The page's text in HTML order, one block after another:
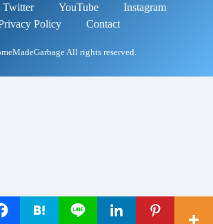
Twitter YouTube
Instagram
Policy
Contact
All rights reserved.